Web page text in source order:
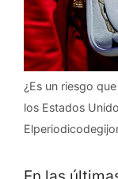
¿Es un riesgo
los Estados